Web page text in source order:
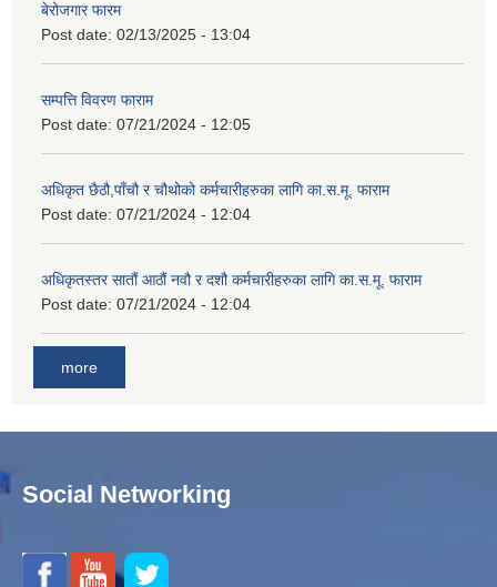
बेरोजगार फारम
Post date: 02/13/2025 - 13:04
सम्पत्ति विवरण फाराम
Post date: 07/21/2024 - 12:05
अधिकृत छैठौ,पाँचौ र चौथोको कर्मचारीहरुका लागि का.स.मू. फाराम
Post date: 07/21/2024 - 12:04
अधिकृतस्तर सातौं आठौं नवौ र दशौ कर्मचारीहरुका लागि का.स.मू. फाराम
Post date: 07/21/2024 - 12:04
more
Social Networking